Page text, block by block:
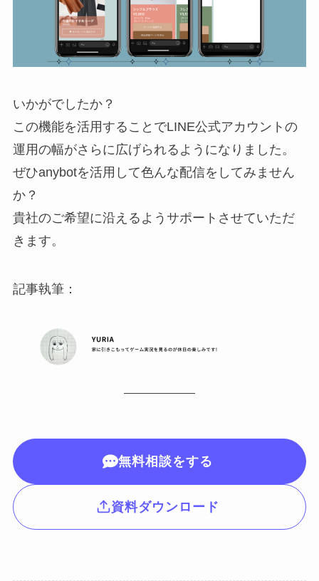
いかがでしたか？
この機能を活用することでLINE公式アカウントの
運用の幅がさらに広げられるようになりました。
ぜひanybotを活用して色んな配信をしてみません
か？
貴社のご希望に沿えるようサポートさせていただ
きます。
記事執筆：
無料相談をする
資料ダウンロード